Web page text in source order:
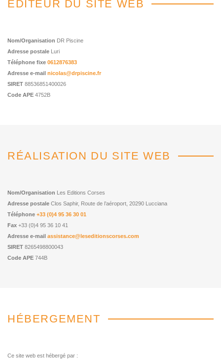
ÉDITEUR DU SITE WEB
Nom/Organisation DR Piscine
Adresse postale Luri
Téléphone fixe 0612876383
Adresse e-mail nicolas@drpiscine.fr
SIRET 88536851400026
Code APE 4752B
RÉALISATION DU SITE WEB
Nom/Organisation Les Editions Corses
Adresse postale Clos Saphir, Route de l’aéroport, 20290 Lucciana
Téléphone +33 (0)4 95 36 30 01
Fax +33 (0)4 95 36 10 41
Adresse e-mail assistance@leseditionscorses.com
SIRET 8265498800043
Code APE 744B
HÉBERGEMENT
Ce site web est hébergé par :